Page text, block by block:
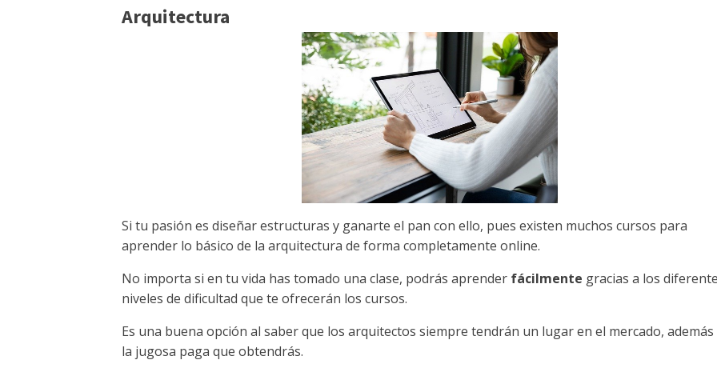
Arquitectura
Si tu pasión es diseñar estructuras y ganarte el pan con ello, pues existen muchos cursos para
aprender lo básico de la arquitectura de forma completamente online.
No importa si en tu vida has tomado una clase, podrás aprender fácilmente gracias a los
niveles de dificultad que te ofrecerán los cursos.
Es una buena opción al saber que los arquitectos siempre tendrán un lugar en el mercado, además
la jugosa paga que obtendrás.